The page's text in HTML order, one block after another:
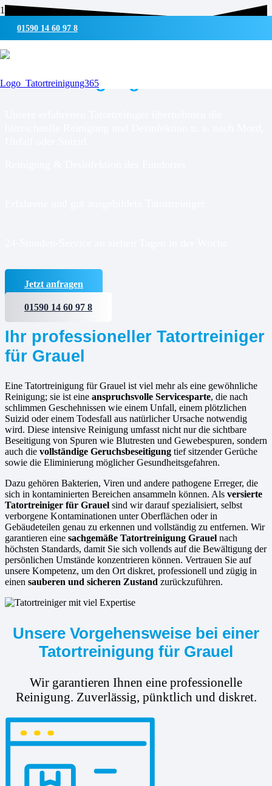
01590 14 60 97 8
UMWELTSCHONENDE REINIGUNG & DESINFEKTION
Tatortreinigung für
Jetzt anfragen
01590 14 60 97 8
Ihr professioneller Tatortreiniger
für Grauel
Eine Tatortreinigung für Grauel ist viel mehr als eine gewöhnliche
Reinigung; sie ist eine anspruchsvolle Servicesparte, die nach
schlimmen Geschehnissen wie einem Unfall, einem plötzlichen
Suizid oder einem Todesfall aus natürlicher Ursache notwendig
wird. Diese intensive Reinigung umfasst nicht nur die sichtbare
Beseitigung von Spuren wie Blutresten und Gewebespuren, sondern
auch die vollständige Geruchsbeseitigung tief sitzender Gerüche
sowie die Eliminierung möglicher Gesundheitsgefahren.
Dazu gehören Bakterien, Viren und andere pathogene Erreger, die
sich in kontaminierten Bereichen ansammeln können. Als versierte
Tatortreiniger für Grauel sind wir darauf spezialisiert, selbst
verborgene Kontaminationen unter Oberflächen oder in
Gebäudeteilen genau zu erkennen und vollständig zu entfernen. Wir
garantieren eine sachgemäße Tatortreinigung Grauel nach
höchsten Standards, damit Sie sich vollends auf die Bewältigung der
persönlichen Umstände konzentrieren können. Vertrauen Sie auf
unsere Kompetenz, um den Ort diskret, professionell und zügig in
einen sauberen und sicheren Zustand zurückzuführen.
Unsere Vorgehensweise bei einer
Tatortreinigung für Grauel
Wir garantieren Ihnen eine professionelle
Reinigung. Zuverlässig, pünktlich und diskret.